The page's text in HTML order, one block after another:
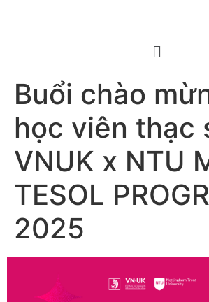
Buổi chào
học viên thạc
VNUK x NTU
TESOL
2025